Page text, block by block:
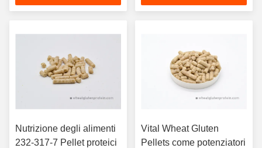
Nutrizione degli alimenti
232-317-7 Pellet proteici
Vital Wheat Gluten
Pellets come potenziatori